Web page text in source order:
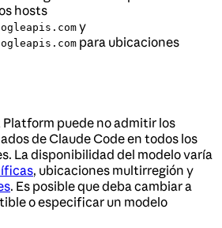
hosts
y
para ubicaciones
Platform puede no admitir los
de Claude Code en todos los
La disponibilidad del modelo varía
, ubicaciones multirregión y
. Es posible que deba cambiar a
o especificar un modelo